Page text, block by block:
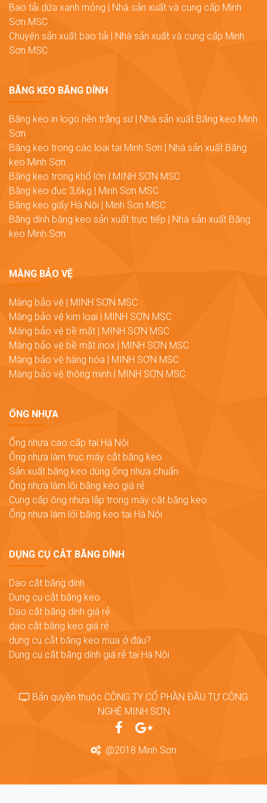
Bao tải dứa xanh mỏng | Nhà sản xuất và cung cấp Minh
Sơn MSC
Chuyên sản xuất bao tải | Nhà sản xuất và cung cấp Minh
Sơn MSC
BĂNG KEO BĂNG DÍNH
Băng keo in logo nền trắng sứ | Nhà sản xuất Băng keo Minh
Sơn
Băng keo trong các loại tại Minh Sơn | Nhà sản xuất Băng
keo Minh Sơn
Băng keo trong khổ lớn | MINH SƠN MSC
Băng keo đục 3,6kg | Minh Sơn MSC
Băng keo giấy Hà Nội | Minh Sơn MSC
Băng dính băng keo sản xuất trực tiếp | Nhà sản xuất Băng
keo Minh Sơn
MÀNG BẢO VỆ
Màng bảo vệ | MINH SƠN MSC
Màng bảo vệ kim loại | MINH SƠN MSC
Màng bảo vệ bề mặt | MINH SƠN MSC
Màng bảo vệ bề mặt inox | MINH SƠN MSC
Màng bảo vệ hàng hóa | MINH SƠN MSC
Màng bảo vệ thông minh | MINH SƠN MSC
ỐNG NHỰA
Ống nhựa cao cấp tại Hà Nội
Ống nhựa làm trục máy cắt băng keo
Sản xuất băng keo dùng ống nhựa chuẩn
Ống nhựa làm lõi băng keo giá rẻ
Cung cấp ông nhựa lắp trong máy cắt băng keo
Ống nhựa làm lõi băng keo tại Hà Nội
DỤNG CỤ CẮT BĂNG DÍNH
Dao cắt băng dính
Dụng cụ cắt băng keo
Dao cắt băng dính giá rẻ
dao cắt băng keo giá rẻ
dụng cụ cắt băng keo mua ở đâu?
Dụng cụ cắt băng dính giá rẻ tại Hà Nội
Bản quyền thuộc CÔNG TY CỔ PHẦN ĐẦU TƯ CÔNG
NGHỆ MINH SƠN
@2018 Minh Sơn